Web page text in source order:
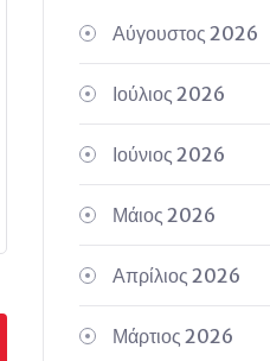
Αύγουστος 2026
Ιούλιος 2026
Ιούνιος 2026
Μάιος 2026
Απρίλιος 2026
Μάρτιος 2026